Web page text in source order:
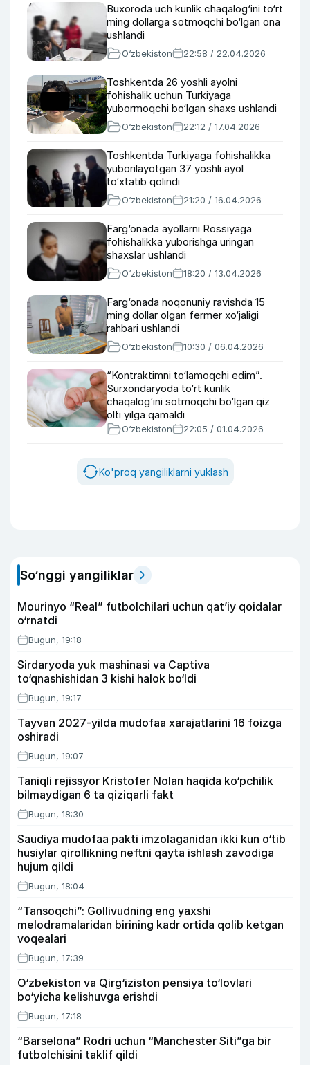
Buxoroda uch kunlik chaqalog‘ini to‘rt
ming dollarga sotmoqchi bo‘lgan ona
ushlandi
O‘zbekiston 22:58 / 22.04.2026
Toshkentda 26 yoshli ayolni
fohishalik uchun Turkiyaga
yubormoqchi bo‘lgan shaxs ushlandi
O‘zbekiston 22:12 / 17.04.2026
Toshkentda Turkiyaga fohishalikka
yuborilayotgan 37 yoshli ayol
to‘xtatib qolindi
O‘zbekiston 21:20 / 16.04.2026
Farg‘onada ayollarni Rossiyaga
fohishalikka yuborishga uringan
shaxslar ushlandi
O‘zbekiston 18:20 / 13.04.2026
Farg‘onada noqonuniy ravishda 15
ming dollar olgan fermer xo‘jaligi
rahbari ushlandi
O‘zbekiston 10:30 / 06.04.2026
“Kontraktimni to‘lamoqchi edim”.
Surxondaryoda to‘rt kunlik
chaqalog‘ini sotmoqchi bo‘lgan qiz
olti yilga qamaldi
O‘zbekiston 22:05 / 01.04.2026
Ko'proq yangiliklarni yuklash
So‘nggi yangiliklar
Mourinyo “Real” futbolchilari uchun qat’iy qoidalar
o‘rnatdi
Bugun, 19:18
Sirdaryoda yuk mashinasi va Captiva
to‘qnashishidan 3 kishi halok bo‘ldi
Bugun, 19:17
Tayvan 2027-yilda mudofaa xarajatlarini 16 foizga
oshiradi
Bugun, 19:07
Taniqli rejissyor Kristofer Nolan haqida ko‘pchilik
bilmaydigan 6 ta qiziqarli fakt
Bugun, 18:30
Saudiya mudofaa pakti imzolaganidan ikki kun o‘tib
husiylar qirollikning neftni qayta ishlash zavodiga
hujum qildi
Bugun, 18:04
“Tansoqchi”: Gollivudning eng yaxshi
melodramalaridan birining kadr ortida qolib ketgan
voqealari
Bugun, 17:39
O‘zbekiston va Qirg‘iziston pensiya to‘lovlari
bo‘yicha kelishuvga erishdi
Bugun, 17:18
“Barselona” Rodri uchun “Manchester Siti”ga bir
futbolchisini taklif qildi